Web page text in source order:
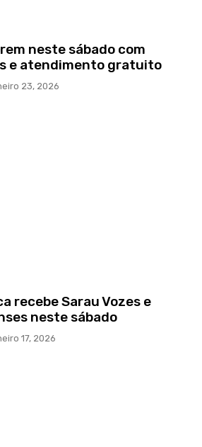
neste sábado com
e atendimento gratuito
23, 2026
recebe Sarau Vozes e
neste sábado
17, 2026